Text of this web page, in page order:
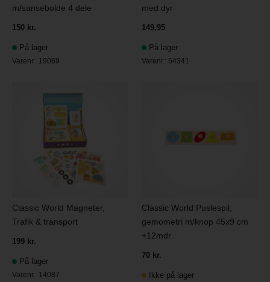
m/sansebolde 4 dele
150 kr.
På lager
Varenr.: 19069
med dyr
149,95
På lager
Varenr.: 54341
Classic World Magneter,
Trafik & transport
199 kr.
På lager
Varenr.: 14087
Classic World Puslespil,
gemometri m/knop 45x9 cm
+12mdr
70 kr.
Ikke på lager